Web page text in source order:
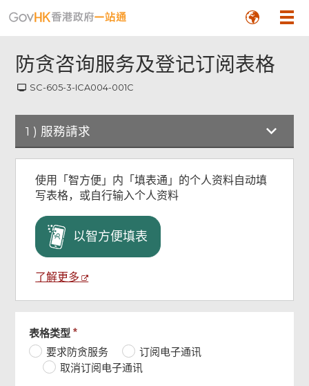
防贪咨询服务及登记订阅表格
SC-605-3-ICA004-001C
1 ) 服務請求
检查及确认
确认通知书
使用「智方便」内「填表通」的个人资料自动填
写表格，或自行输入个人资料
以智方便填表
了解更多
表格类型
必
须
提
供
要求防贪服务
订阅电子通讯
取消订阅电子通讯